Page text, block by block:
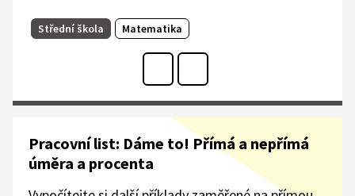
Střední škola Matematika
Pracovní list: Dáme to! Přímá a nepřímá
úměra a procenta